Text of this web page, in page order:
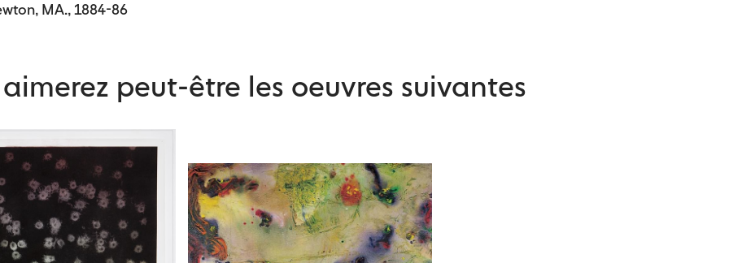
MA., 1884-86
peut-être les oeuvres suivantes